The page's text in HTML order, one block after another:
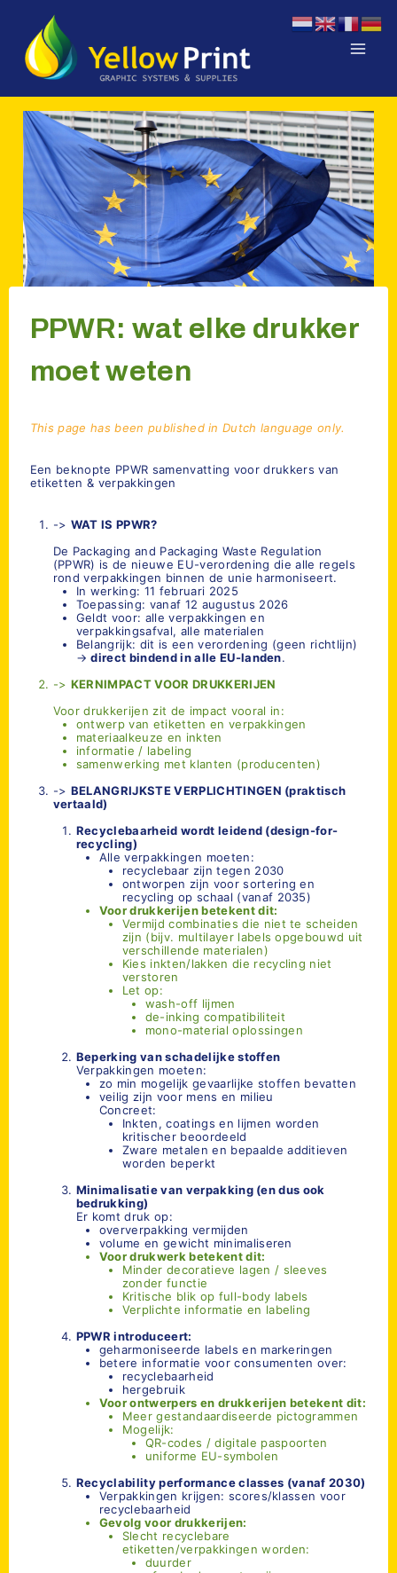
inhoud
PPWR: wat elke drukker
moet weten
This page has been published in Dutch language only.
Een beknopte PPWR samenvatting voor drukkers van
etiketten & verpakkingen
-> WAT IS PPWR?
De Packaging and Packaging Waste Regulation
(PPWR) is de nieuwe EU-verordening die alle regels
rond verpakkingen binnen de unie harmoniseert.
In werking: 11 februari 2025
Toepassing: vanaf 12 augustus 2026
Geldt voor: alle verpakkingen en
verpakkingsafval, alle materialen
Belangrijk: dit is een verordening (geen richtlijn)
→direct bindend in alle EU-landen.
-> KERNIMPACT VOOR DRUKKERIJEN
Voor drukkerijen zit de impact vooral in:
ontwerp van etiketten en verpakkingen
materiaalkeuze en inkten
informatie / labeling
samenwerking met klanten (producenten)
-> BELANGRIJKSTE VERPLICHTINGEN (praktisch
vertaald)
Recyclebaarheid wordt leidend (design-for-
recycling)
Alle verpakkingen moeten:
recyclebaar zijn tegen 2030
ontworpen zijn voor sortering en
recycling op schaal (vanaf 2035)
Voor drukkerijen betekent dit:
Vermijd combinaties die niet te scheiden
zijn (bijv. multilayer labels opgebouwd uit
verschillende materialen)
Kies inkten/lakken die recycling niet
verstoren
Let op:
wash-off lijmen
de-inking compatibiliteit
mono-material oplossingen
Beperking van schadelijke stoffen
Verpakkingen moeten:
zo min mogelijk gevaarlijke stoffen bevatten
veilig zijn voor mens en milieu
Concreet:
Inkten, coatings en lijmen worden
kritischer beoordeeld
Zware metalen en bepaalde additieven
worden beperkt
Minimalisatie van verpakking (en dus ook
bedrukking)
Er komt druk op:
oververpakking vermijden
volume en gewicht minimaliseren
Voor drukwerk betekent dit:
Minder decoratieve lagen / sleeves
zonder functie
Kritische blik op full-body labels
Verplichte informatie en labeling
PPWR introduceert:
geharmoniseerde labels en markeringen
betere informatie voor consumenten over:
recyclebaarheid
hergebruik
Voor ontwerpers en drukkerijen betekent dit:
Meer gestandaardiseerde pictogrammen
Mogelijk:
QR-codes / digitale paspoorten
uniforme EU-symbolen
Recyclability performance classes (vanaf 2030)
Verpakkingen krijgen: scores/klassen voor
recyclebaarheid
Gevolg voor drukkerijen:
Slecht recyclebare
etiketten/verpakkingen worden:
duurder